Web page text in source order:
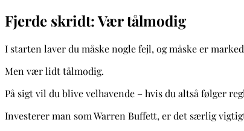
Fjerde skridt: Vær tålmodig
I starten laver du måske nogle fejl, og måske er
Men vær lidt tålmodig.
På sigt vil du blive velhavende – hvis du altså følger
Investerer man som Warren Buffett, er det særlig